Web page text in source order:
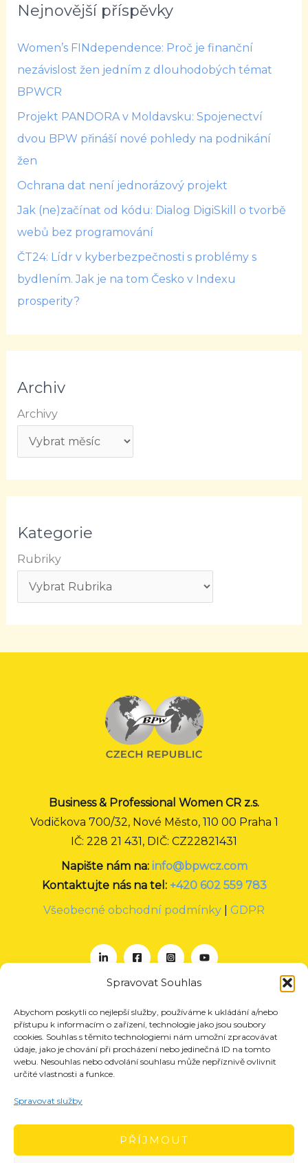
Spravovat Souhlas
Abychom poskytli co nejlepší služby, používáme k ukládání a/nebo
přístupu k informacím o zařízení, technologie jako jsou soubory
cookies. Souhlas s těmito technologiemi nám umožní zpracovávat
údaje, jako je chování při procházení nebo jedinečná ID na tomto
webu. Nesouhlas nebo odvolání souhlasu může nepříznivě ovlivnit
určité vlastnosti a funkce.
Spravovat služby
PŘÍJMOUT
Nejnovější příspěvky
Women’s FINdependence: Proč je finanční
nezávislost žen jedním z dlouhodobých témat
BPWCR
Projekt PANDORA v Moldavsku: Spojenectví
dvou BPW přináší nové pohledy na podnikání
žen
Ochrana dat není jednorázový projekt
Jak (ne)začínat od kódu: Dialog DigiSkill o tvorbě
webů bez programování
ČT24: Lídr v kyberbezpečnosti s problémy s
bydlením. Jak je na tom Česko v Indexu
prosperity?
Archiv
Archivy
Kategorie
Rubriky
Business & Professional Women CR z.s.
Vodičkova 700/32, Nové Město, 110 00 Praha 1
IČ: 228 21 431, DIČ: CZ22821431
Napište nám na: info@bpwcz.com
Kontaktujte nás na tel: +420 602 559 783
Všeobecné obchodní podmínky
GDPR
O nás
Projekty
Členství
Kontakt